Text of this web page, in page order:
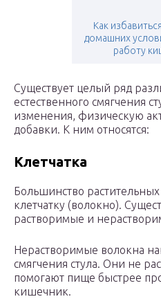
Как
домашних
работу
Существует целый ряд
естественного смягчения
изменения, физическую
добавки. К ним относятся:
Клетчатка
Большинство
клетчатку (волокно).
растворимые и
Нерастворимые волокна
смягчения стула. Они не
помогают пище быстрее
кишечник.